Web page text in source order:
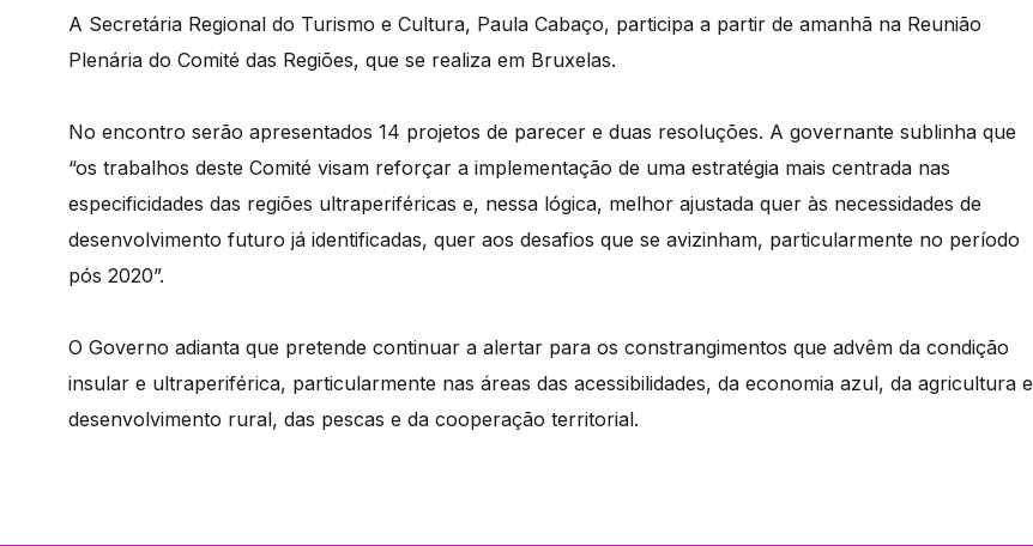
A Secretária Regional do Turismo e Cultura, Paula Cabaço, participa a partir de amanhã na Reunião
Plenária do Comité das Regiões, que se realiza em Bruxelas.
No encontro serão apresentados 14 projetos de parecer e duas resoluções. A governante sublinha que
“os trabalhos deste Comité visam reforçar a implementação de uma estratégia mais centrada nas
especificidades das regiões ultraperiféricas e, nessa lógica, melhor ajustada quer às necessidades de
desenvolvimento futuro já identificadas, quer aos desafios que se avizinham, particularmente no período
pós 2020”.
O Governo adianta que pretende continuar a alertar para os constrangimentos que advêm da condição
insular e ultraperiférica, particularmente nas áreas das acessibilidades, da economia azul, da agricultura e
desenvolvimento rural, das pescas e da cooperação territorial.